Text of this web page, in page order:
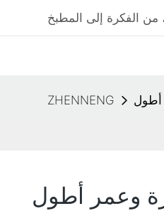
ZHENNENG أطول
وعمر أطول